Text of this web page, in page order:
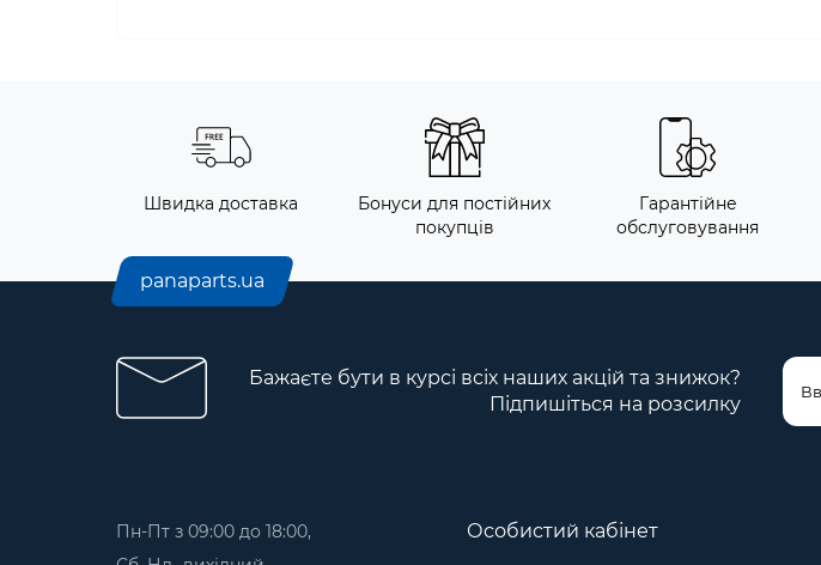
Швидка доставка
Бонуси для постійних
покупців
Гарантійне
обслуговування
panaparts.ua
Бажаєте бути в курсі всіх наших акцій та знижок?
Підпишіться на розсилку
Пн-Пт з 09:00 до 18:00,
Особистий кабінет